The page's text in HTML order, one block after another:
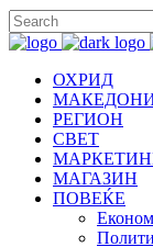
ОХРИД
РЕГИОН
СВЕТ
МАГАЗИН
ПОВЕЌЕ